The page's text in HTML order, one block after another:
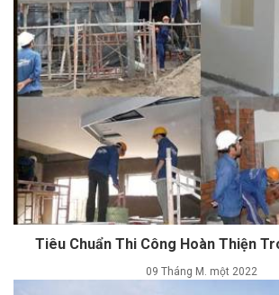
Tiêu Chuẩn Thi Công Hoàn Thiện
09 Tháng M. một 2022